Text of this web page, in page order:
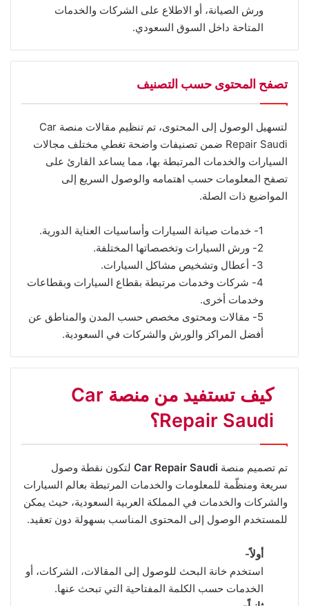
ورش الصيانة، أو الاطلاع على الشركات والخدمات
المتاحة داخل السوق السعودي.
تصفح المحتوى حسب التصنيف
لتسهيل الوصول إلى المحتوى، تم تنظيم مقالات منصة Car
Repair Saudi ضمن تصنيفات واضحة تغطي مختلف مجالات
السيارات والخدمات المرتبطة بها، مما يساعد القارئ على
تصفح المعلومات حسب اهتمامه والوصول السريع إلى
المواضيع ذات الصلة.
1- خدمات صيانة السيارات وأساسيات العناية الدورية.
2- ورش السيارات وتخصصاتها المختلفة.
3- أعطال وتشخيص مشاكل السيارات.
4- شركات وخدمات مرتبطة بقطاع السيارات وبقطاعات
وخدمات أخرى.
5- مقالات ومحتوى مخصص حسب المدن والمناطق عن
أفضل المراكز والورش والشركات في السعودية.
كيف تستفيد من منصة Car
Repair Saudi؟
تم تصميم منصة Car Repair Saudi لتكون نقطة وصول
سريعة ومنظّمة للمعلومات والخدمات المرتبطة بعالم السيارات
والشركات والخدمات في المملكة العربية السعودية، حيث يمكن
للمستخدم الوصول إلى المحتوى المناسب بسهولة دون تعقيد.
أولاً-
استخدم خانة البحث للوصول إلى المقالات، الشركات، أو
الخدمات حسب الكلمة المفتاحية التي تبحث عنها.